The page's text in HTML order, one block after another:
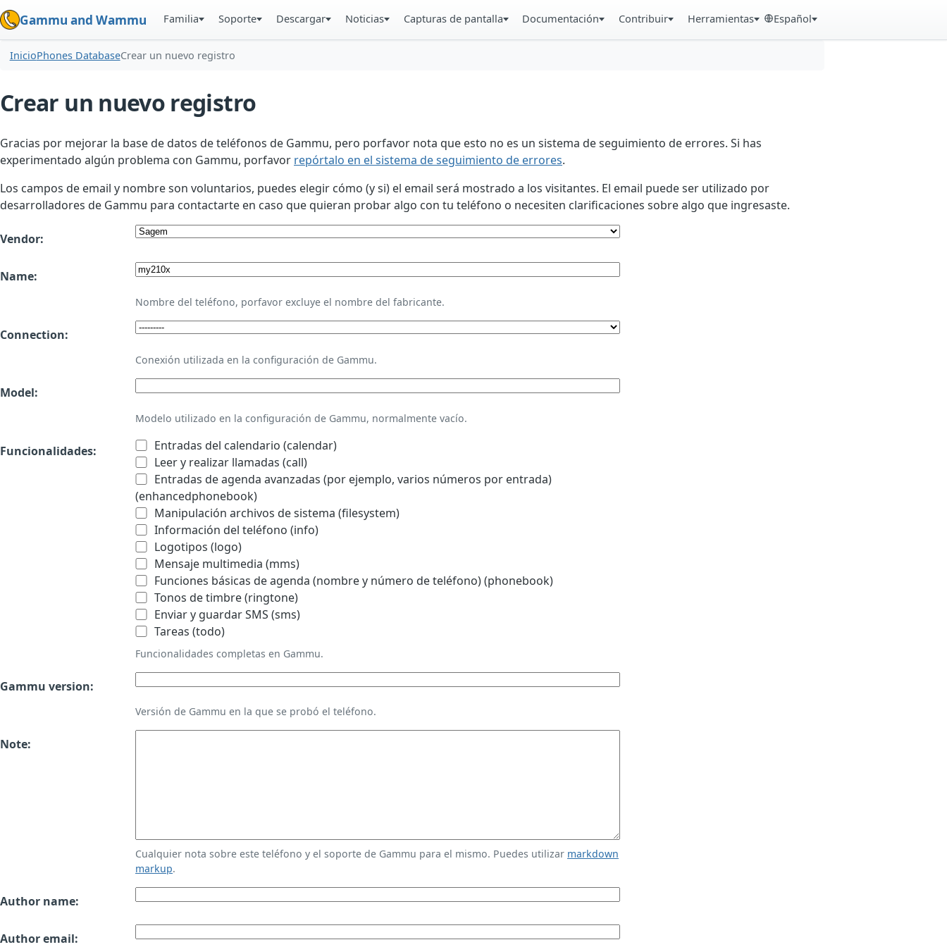
Gammu and Wammu Familia Soporte Descargar Noticias Capturas de pantalla Documentación Contribuir Herramientas Español
InicioPhones DatabaseCrear un nuevo registro
Crear un nuevo registro
Gracias por mejorar la base de datos de teléfonos de Gammu, pero porfavor nota que esto no es un sistema de seguimiento de errores. Si has
experimentado algún problema con Gammu, porfavor repórtalo en el sistema de seguimiento de errores.
Los campos de email y nombre son voluntarios, puedes elegir cómo (y si) el email será mostrado a los visitantes. El email puede ser utilizado por
desarrolladores de Gammu para contactarte en caso que quieran probar algo con tu teléfono o necesiten clarificaciones sobre algo que ingresaste.
Vendor:
Name:
Nombre del teléfono, porfavor excluye el nombre del fabricante.
Connection:
Conexión utilizada en la configuración de Gammu.
Model:
Modelo utilizado en la configuración de Gammu, normalmente vacío.
Funcionalidades:
Entradas del calendario (calendar)
Leer y realizar llamadas (call)
Entradas de agenda avanzadas (por ejemplo, varios números por entrada)
(enhancedphonebook)
Manipulación archivos de sistema (filesystem)
Información del teléfono (info)
Logotipos (logo)
Mensaje multimedia (mms)
Funciones básicas de agenda (nombre y número de teléfono) (phonebook)
Tonos de timbre (ringtone)
Enviar y guardar SMS (sms)
Tareas (todo)
Funcionalidades completas en Gammu.
Gammu version:
Versión de Gammu en la que se probó el teléfono.
Note:
Cualquier nota sobre este teléfono y el soporte de Gammu para el mismo. Puedes utilizar markdown
markup.
Author name:
Author email: